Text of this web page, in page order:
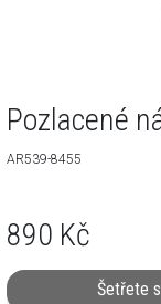
Pozlacené
AR539-8455
890 Kč
Šetřete